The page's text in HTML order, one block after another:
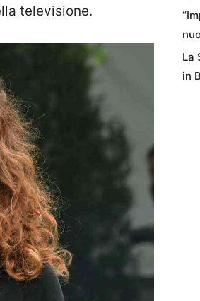
televisione.
La
in